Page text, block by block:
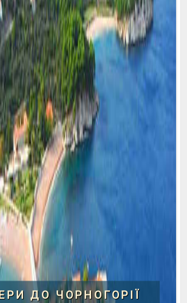
ДО ЧОРНОГОРІЇ